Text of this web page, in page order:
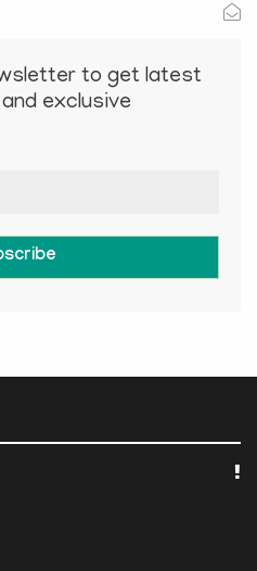
to get latest
exclusive